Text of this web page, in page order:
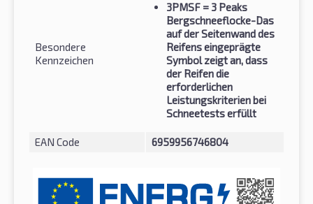
Besondere
Kennzeichen
3PMSF = 3 Peaks
Bergschneeflocke-Das
auf der Seitenwand des
Reifens eingeprägte
Symbol zeigt an, dass
der Reifen die
erforderlichen
Leistungskriterien bei
Schneetests erfüllt
EAN Code 6959956746804